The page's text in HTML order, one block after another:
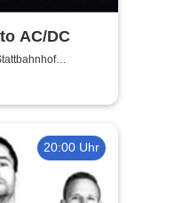
AC/DC
20:00 Uhr